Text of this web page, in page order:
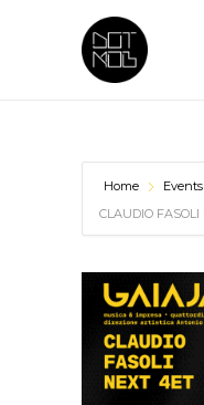
Home Events
CLAUDIO